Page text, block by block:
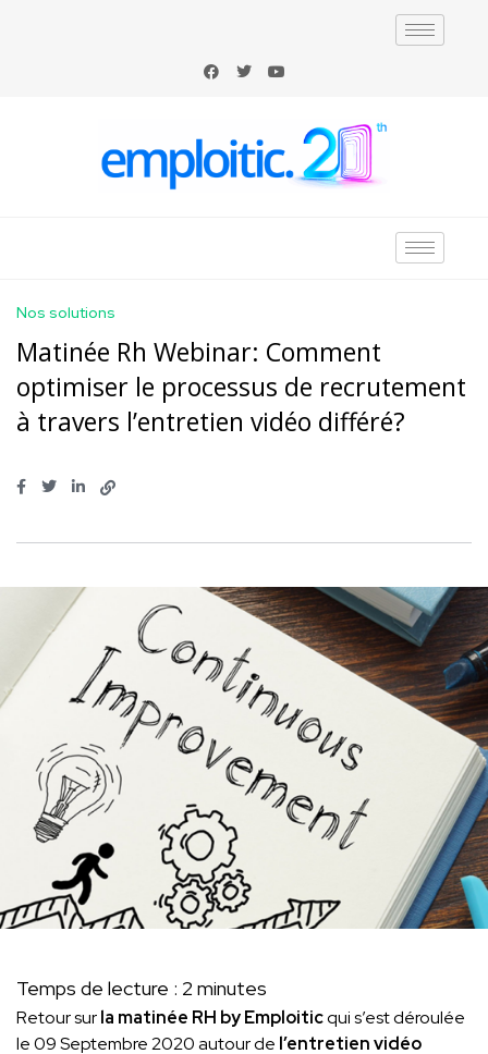
Nos solutions
Matinée Rh Webinar: Comment
optimiser le processus de recrutement
à travers l’entretien vidéo différé?
Temps de lecture : 2 minutes
Retour surla matinée RH by Emploiticqui s’est déroulée
le 09 Septembre 2020 autour de l’entretien vidéo